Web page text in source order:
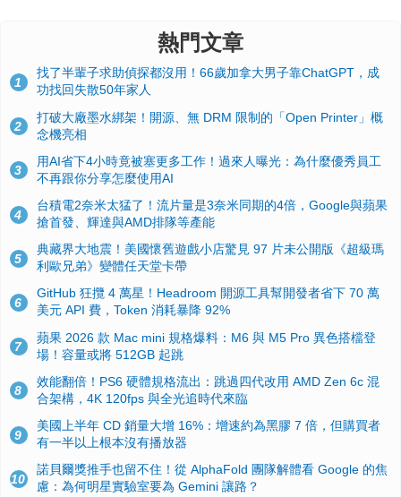
熱門文章
1
找了半輩子求助偵探都沒用！66歲加拿大男子靠ChatGPT，成
功找回失散50年家人
2
打破大廠墨水綁架！開源、無 DRM 限制的「Open Printer」概
念機亮相
3
用AI省下4小時竟被塞更多工作！過來人曝光：為什麼優秀員工
不再跟你分享怎麼使用AI
4
台積電2奈米太猛了！流片量是3奈米同期的4倍，Google與蘋果
搶首發、輝達與AMD排隊等產能
5
典藏界大地震！美國懷舊遊戲小店驚見 97 片未公開版《超級瑪
利歐兄弟》變體任天堂卡帶
6
GitHub 狂攬 4 萬星！Headroom 開源工具幫開發者省下 70 萬
美元 API 費，Token 消耗暴降 92%
7
蘋果 2026 款 Mac mini 規格爆料：M6 與 M5 Pro 異色搭檔登
場！容量或將 512GB 起跳
8
效能翻倍！PS6 硬體規格流出：跳過四代改用 AMD Zen 6c 混
合架構，4K 120fps 與全光追時代來臨
9
美國上半年 CD 銷量大增 16%：增速約為黑膠 7 倍，但購買者
有一半以上根本沒有播放器
10
諾貝爾獎推手也留不住！從 AlphaFold 團隊解體看 Google 的焦
慮：為何明星實驗室要為 Gemini 讓路？